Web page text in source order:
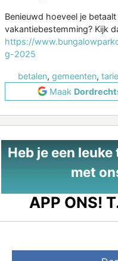
Benieuwd hoeveel je
vakantiebestemming? Kijk
https://
g-2025
betalen, gemeenten,
Maak
Heb je een
met
APP ONS!